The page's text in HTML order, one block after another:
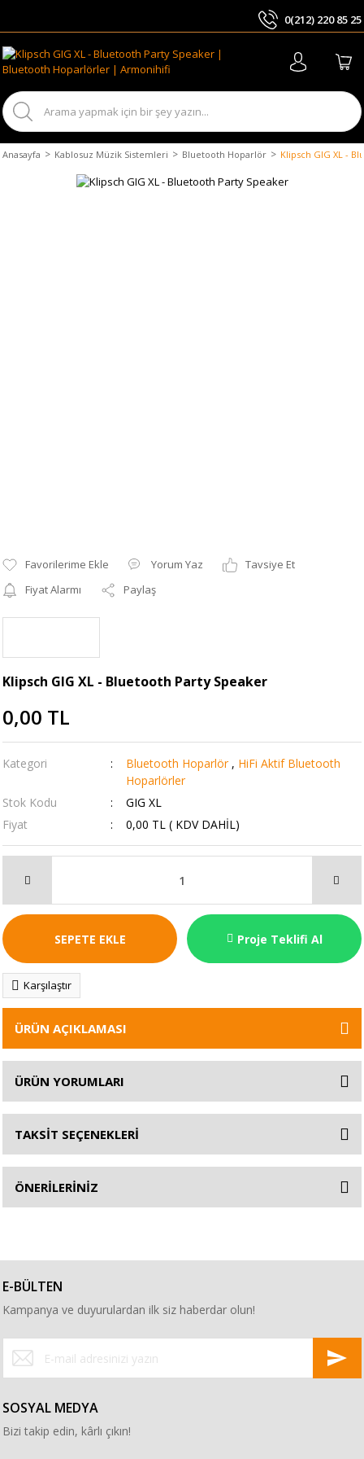
0(212) 220 85 25
Anasayfa Kablosuz Müzik Sistemleri Bluetooth Hoparlör Klipsch GIG XL -
Yorum Yaz
Tavsiye Et
Fiyat Alarmı
Paylaş
Klipsch GIG XL - Bluetooth Party Speaker
0,00 TL
Kategori Bluetooth Hoparlör , HiFi Aktif Bluetooth
Hoparlörler
Stok Kodu
GIG XL
Fiyat
0,00 TL ( KDV DAHİL)
SEPETE EKLE Proje Teklifi Al
Karşılaştır
ÜRÜN AÇIKLAMASI
ÜRÜN YORUMLARI
TAKSİT SEÇENEKLERİ
ÖNERİLERİNİZ
E-BÜLTEN
Kampanya ve duyurulardan ilk siz haberdar olun!
SOSYAL MEDYA
Bizi takip edin, kârlı çıkın!